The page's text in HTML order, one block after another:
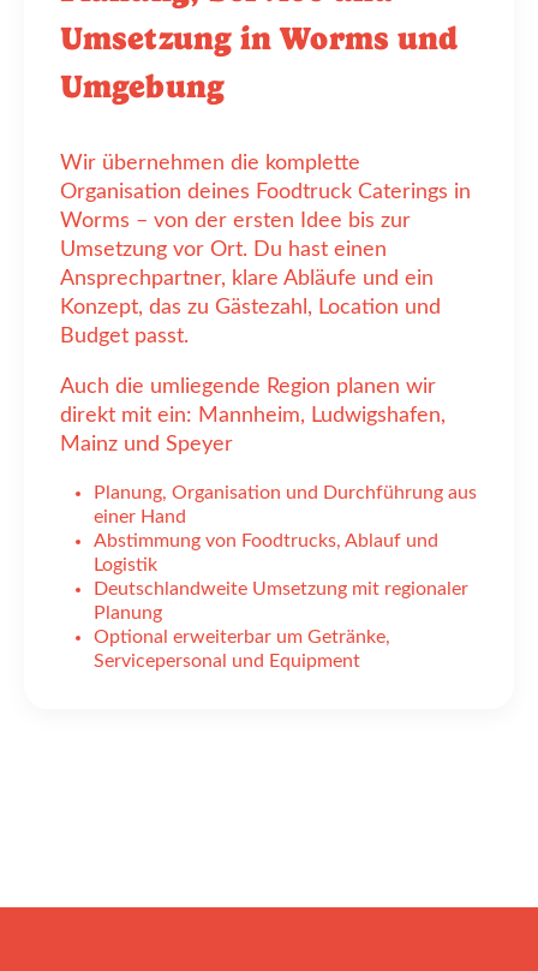
Umsetzung in Worms und
Umgebung
Wir übernehmen die komplette
Organisation deines Foodtruck Caterings in
Worms – von der ersten Idee bis zur
Umsetzung vor Ort. Du hast einen
Ansprechpartner, klare Abläufe und ein
Konzept, das zu Gästezahl, Location und
Budget passt.
Auch die umliegende Region planen wir
direkt mit ein: Mannheim, Ludwigshafen,
Mainz und Speyer
Planung, Organisation und Durchführung aus
einer Hand
Abstimmung von Foodtrucks, Ablauf und
Logistik
Deutschlandweite Umsetzung mit regionaler
Planung
Optional erweiterbar um Getränke,
Servicepersonal und Equipment